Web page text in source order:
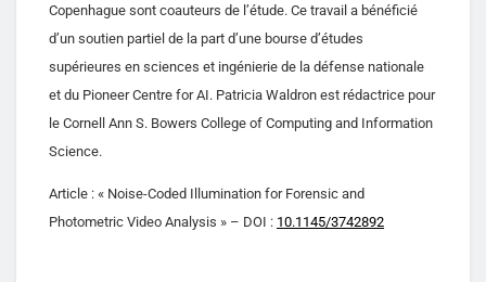
Copenhague sont coauteurs de l’étude. Ce travail a bénéficié
d’un soutien partiel de la part d’une bourse d’études
supérieures en sciences et ingénierie de la défense nationale
et du Pioneer Centre for AI. Patricia Waldron est rédactrice pour
le Cornell Ann S. Bowers College of Computing and Information
Science.
Article : « Noise-Coded Illumination for Forensic and
Photometric Video Analysis » – DOI : 10.1145/3742892